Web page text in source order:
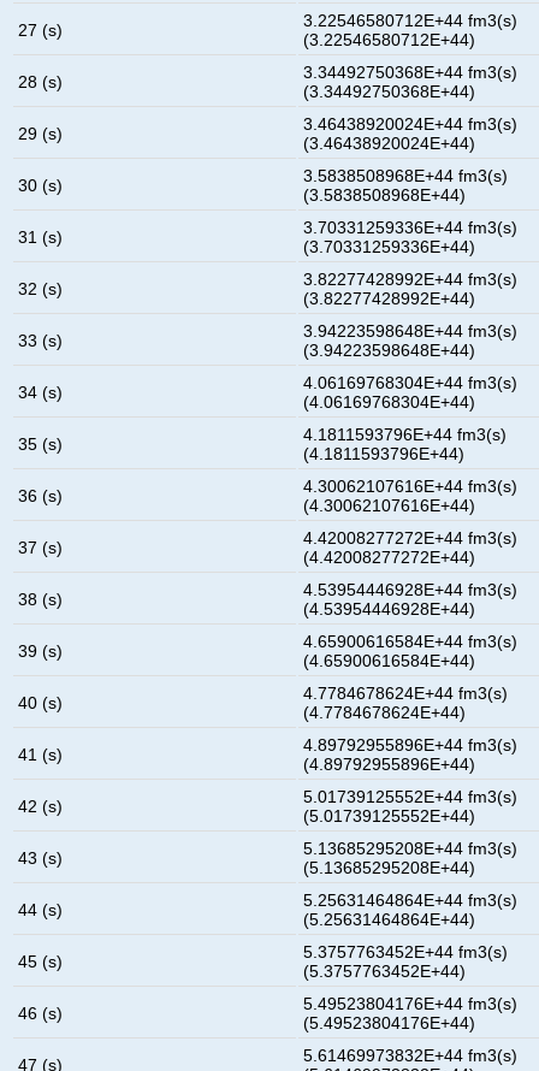
27 (s)
3.22546580712E+44 fm3(s)
(3.22546580712E+44)
28 (s)
3.34492750368E+44 fm3(s)
(3.34492750368E+44)
29 (s)
3.46438920024E+44 fm3(s)
(3.46438920024E+44)
30 (s)
3.5838508968E+44 fm3(s)
(3.5838508968E+44)
31 (s)
3.70331259336E+44 fm3(s)
(3.70331259336E+44)
32 (s)
3.82277428992E+44 fm3(s)
(3.82277428992E+44)
33 (s)
3.94223598648E+44 fm3(s)
(3.94223598648E+44)
34 (s)
4.06169768304E+44 fm3(s)
(4.06169768304E+44)
35 (s)
4.1811593796E+44 fm3(s)
(4.1811593796E+44)
36 (s)
4.30062107616E+44 fm3(s)
(4.30062107616E+44)
37 (s)
4.42008277272E+44 fm3(s)
(4.42008277272E+44)
38 (s)
4.53954446928E+44 fm3(s)
(4.53954446928E+44)
39 (s)
4.65900616584E+44 fm3(s)
(4.65900616584E+44)
40 (s)
4.7784678624E+44 fm3(s)
(4.7784678624E+44)
41 (s)
4.89792955896E+44 fm3(s)
(4.89792955896E+44)
42 (s)
5.01739125552E+44 fm3(s)
(5.01739125552E+44)
43 (s)
5.13685295208E+44 fm3(s)
(5.13685295208E+44)
44 (s)
5.25631464864E+44 fm3(s)
(5.25631464864E+44)
45 (s)
5.3757763452E+44 fm3(s)
(5.3757763452E+44)
46 (s)
5.49523804176E+44 fm3(s)
(5.49523804176E+44)
47 (s)
5.61469973832E+44 fm3(s)